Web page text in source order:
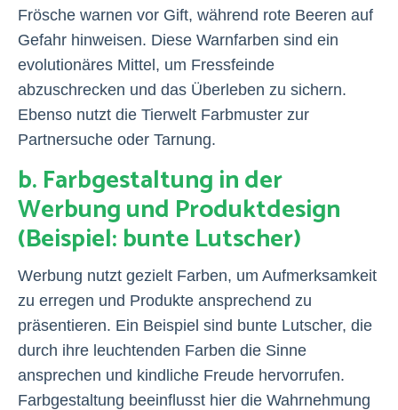
Frösche warnen vor Gift, während rote Beeren auf
Gefahr hinweisen. Diese Warnfarben sind ein
evolutionäres Mittel, um Fressfeinde
abzuschrecken und das Überleben zu sichern.
Ebenso nutzt die Tierwelt Farbmuster zur
Partnersuche oder Tarnung.
b. Farbgestaltung in der
Werbung und Produktdesign
(Beispiel: bunte Lutscher)
Werbung nutzt gezielt Farben, um Aufmerksamkeit
zu erregen und Produkte ansprechend zu
präsentieren. Ein Beispiel sind bunte Lutscher, die
durch ihre leuchtenden Farben die Sinne
ansprechen und kindliche Freude hervorrufen.
Farbgestaltung beeinflusst hier die Wahrnehmung